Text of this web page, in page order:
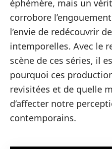
éphémère, mais un
corrobore
l’envie de redécouvrir
intemporelles. Avec le
scène de ces séries, il
pourquoi ces
revisitées et de quelle
d’affecter notre
contemporains.